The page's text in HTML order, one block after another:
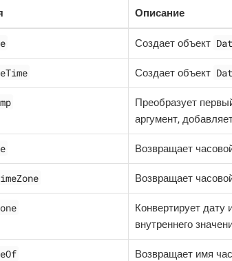
Описание
Создает объект
Создает объект
Преобразует
аргумент,
Возвращает
Возвращает
Конвертирует дату
внутреннего
Возвращает имя